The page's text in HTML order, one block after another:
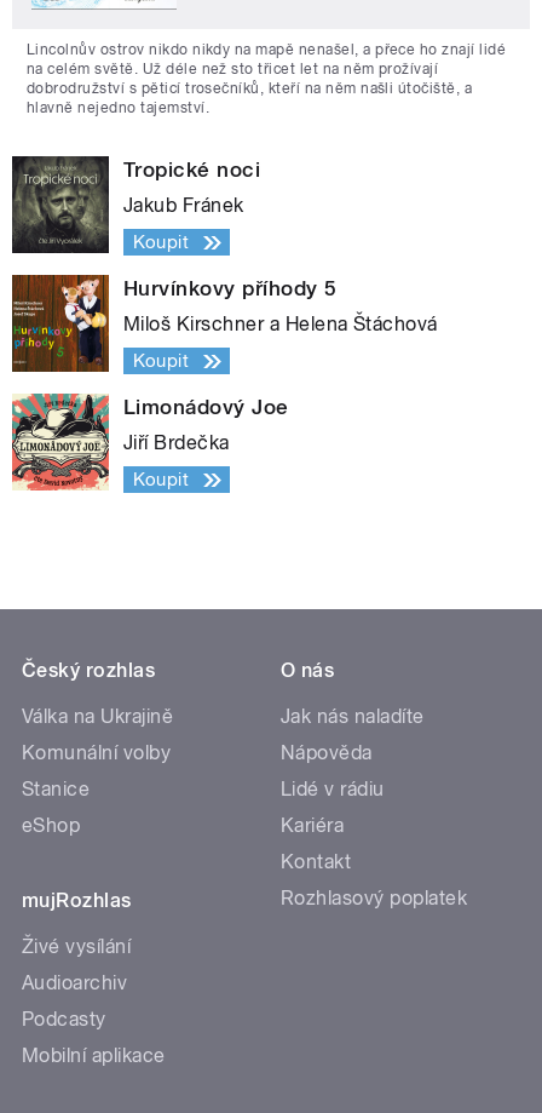
Lincolnův ostrov nikdo nikdy na mapě nenašel, a přece ho znají lidé
na celém světě. Už déle než sto třicet let na něm prožívají
dobrodružství s pěticí trosečníků, kteří na něm našli útočiště, a
hlavně nejedno tajemství.
Tropické noci
Jakub Fránek
Koupit
Hurvínkovy příhody 5
Miloš Kirschner a Helena Štáchová
Koupit
Limonádový Joe
Jiří Brdečka
Koupit
Český rozhlas
Válka na Ukrajině
Komunální volby
Stanice
eShop
mujRozhlas
Živé vysílání
Audioarchiv
Podcasty
Mobilní aplikace
O nás
Jak nás naladíte
Nápověda
Lidé v rádiu
Kariéra
Kontakt
Rozhlasový poplatek